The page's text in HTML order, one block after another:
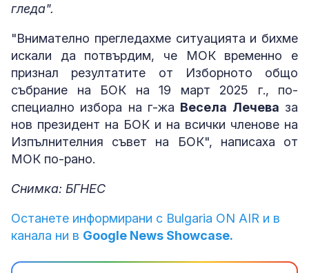
гледа".
"Внимателно прегледахме ситуацията и бихме
искали да потвърдим, че МОК временно е
признал резултатите от Изборното общо
събрание на БОК на 19 март 2025 г., по-
специално избора на г-жа Весела Лечева за
нов президент на БОК и на всички членове на
Изпълнителния съвет на БОК", написаха от
МОК по-рано.
Снимка: БГНЕС
Останете информирани с Bulgaria ON AIR и в
канала ни в Google News Showcase.